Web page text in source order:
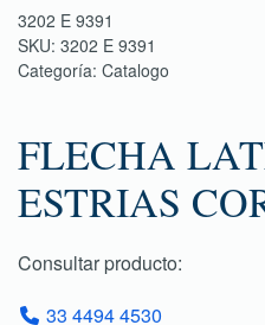
3202 E 9391
SKU: 3202 E 9391
Categoría: Catalogo
FLECHA
ESTRIAS
Consultar producto:
33 4494 4530